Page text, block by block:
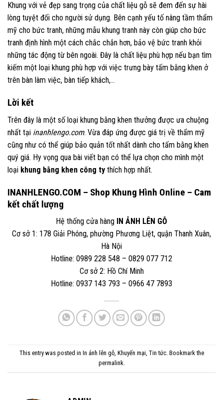
Khung với vẻ đẹp sang trọng của chất liệu gỗ sẽ đem đến sự hài
lòng tuyệt đối cho người sử dụng. Bên cạnh yếu tố nâng tầm thẩm
mỹ cho bức tranh, những mẫu khung tranh này còn giúp cho bức
tranh định hình một cách chắc chắn hơn, bảo vệ bức tranh khỏi
những tác động từ bên ngoài. Đây là chất liệu phù hợp nếu bạn tìm
kiếm một loại khung phù hợp với việc trưng bày tấm bằng khen ở
trên bàn làm việc, bàn tiếp khách,…
Lời kết
Trên đây là một số loại khung bằng khen thưởng được ưa chuộng
nhất tại inanhlengo.com. Vừa đáp ứng được giá trị về thẩm mỹ
cũng như có thể giúp bảo quản tốt nhất dành cho tấm bằng khen
quý giá. Hy vọng qua bài viết bạn có thể lựa chọn cho mình một
loại khung bằng khen công ty thích hợp nhất.
INANHLENGO.COM – Shop Khung Hình Online – Cam
kết chất lượng
Hệ thống cửa hàng IN ẢNH LÊN GỖ
Cơ sở 1: 178 Giải Phóng, phường Phương Liệt, quận Thanh Xuân,
Hà Nội
Hotline: 0989 228 548 – 0829 077 712
Cơ sở 2: Hồ Chí Minh
Hotline: 0937 143 793 – 0966 47 7893
This entry was posted in In ảnh lên gỗ, Khuyến mại, Tin tức. Bookmark the
permalink.